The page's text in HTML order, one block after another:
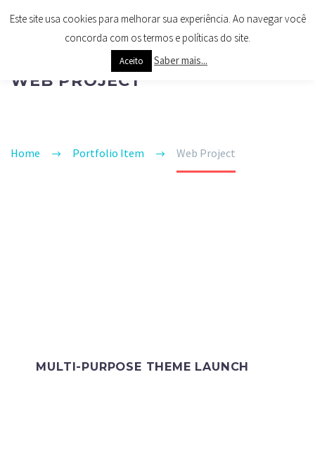
WEB PROJECT
Home Portfolio Item Web Project
MULTI-PURPOSE THEME LAUNCH
Este site usa cookies para melhorar sua experiência. Ao navegar você
concorda com os termos e políticas do site.
Aceito Saber mais...